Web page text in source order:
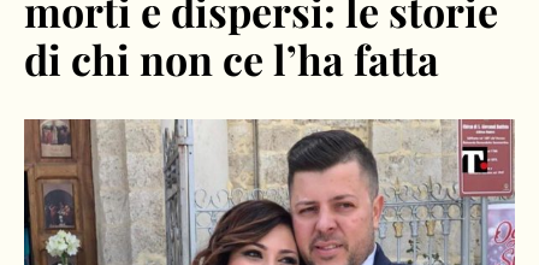
di chi non ce l’ha fatta